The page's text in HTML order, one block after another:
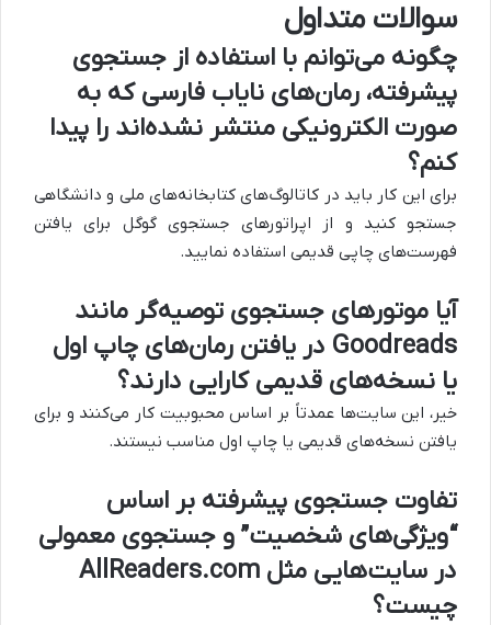
سوالات متداول
چگونه می‌توانم با استفاده از جستجوی
پیشرفته، رمان‌های نایاب فارسی که به
صورت الکترونیکی منتشر نشده‌اند را پیدا
کنم؟
برای این کار باید در کاتالوگ‌های کتابخانه‌های ملی و دانشگاهی
جستجو کنید و از اپراتورهای جستجوی گوگل برای یافتن
فهرست‌های چاپی قدیمی استفاده نمایید.
آیا موتورهای جستجوی توصیه‌گر مانند
Goodreads در یافتن رمان‌های چاپ اول
یا نسخه‌های قدیمی کارایی دارند؟
خیر، این سایت‌ها عمدتاً بر اساس محبوبیت کار می‌کنند و برای
یافتن نسخه‌های قدیمی یا چاپ اول مناسب نیستند.
تفاوت جستجوی پیشرفته بر اساس
“ویژگی‌های شخصیت” و جستجوی معمولی
در سایت‌هایی مثل AllReaders.com
چیست؟